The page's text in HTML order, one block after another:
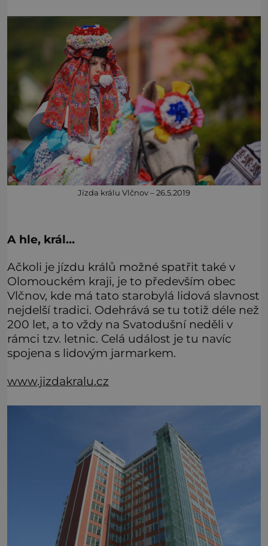
Jízda králu Vlčnov – 26.5.2019
A hle, král…
Ačkoli je jízdu králů možné spatřit také v
Olomouckém kraji, je to především obec
Vlčnov, kde má tato starobylá lidová slavnost
nejdelší tradici. Odehrává se tu totiž déle než
200 let, a to vždy na Svatodušní neděli v
rámci tzv. letnic. Celá událost je tu navíc
spojena s lidovým jarmarkem.
www.jizdakralu.cz